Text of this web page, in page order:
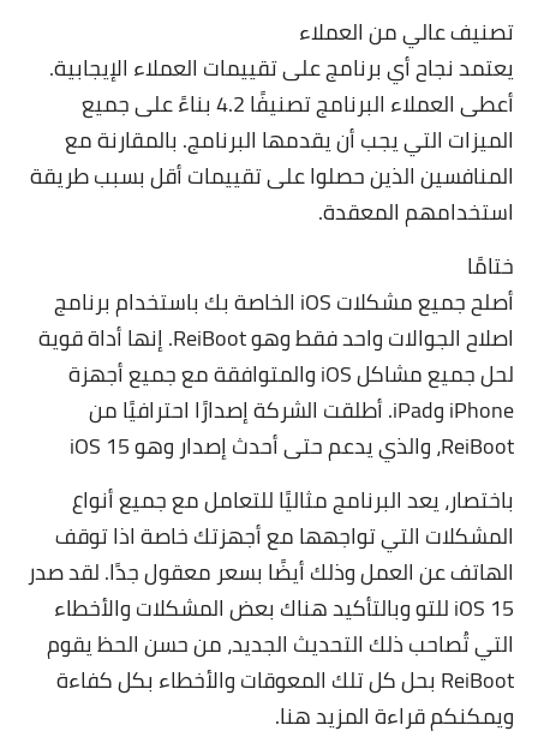
تصنيف عالي من العملاء
يعتمد نجاح أي برنامج على تقييمات العملاء الإيجابية.
أعطى العملاء البرنامج تصنيفًا 4.2 بناءً على جميع
الميزات التي يجب أن يقدمها البرنامج. بالمقارنة مع
المنافسين الذين حصلوا على تقييمات أقل بسبب طريقة
استخدامهم المعقدة.
ختامًا
أصلح جميع مشكلات iOS الخاصة بك باستخدام برنامج
اصلاح الجوالات واحد فقط وهو ReiBoot. إنها أداة قوية
لحل جميع مشاكل iOS والمتوافقة مع جميع أجهزة
iPhone وiPad. أطلقت الشركة إصدارًا احترافيًا من
ReiBoot، والذي يدعم حتى أحدث إصدار وهو iOS 15
باختصار، يعد البرنامج مثاليًا للتعامل مع جميع أنواع
المشكلات التي تواجهها مع أجهزتك خاصة اذا توقف
الهاتف عن العمل وذلك أيضًا بسعر معقول جدًا. لقد صدر
iOS 15 للتو وبالتأكيد هناك بعض المشكلات والأخطاء
التي تُصاحب ذلك التحديث الجديد، من حسن الحظ يقوم
ReiBoot بحل كل تلك المعوقات والأخطاء بكل كفاءة
ويمكنكم قراءة المزيد هنا.